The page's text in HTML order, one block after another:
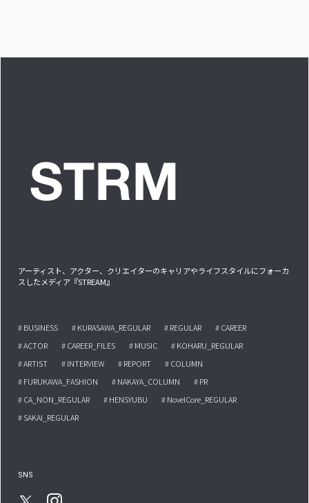
アーティスト、アクター、クリエイターのキャリアやライフスタイルにフォーカ
スしたメディア『STREAM』
# BUSINESS # KURASAWA_REGULAR # REGULAR
# CAREER
# ACTOR
# CAREER_FILES # MUSIC
# KOHARU_REGULAR
# ARTIST
# INTERVIEW # REPORT
# COLUMN
# FURUKAWA_FASHION
# NAKAYA_COLUMN
# PR
# CA_NON_REGULAR
# HENSYUBU
# NovelCore_REGULAR
# SAKAI_REGULAR
SNS